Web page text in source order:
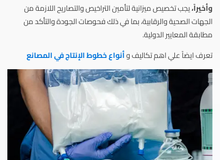
وأخيراً،يجب تخصيص ميزانية لتأمين التراخيص والتصاريح اللازمة من
الجهات الصحية والرقابية، بما في ذلك فحوصات الجودة والتأكد من
مطابقة المعايير الدولية.
تعرف ايضاً علي اهم تكاليف وأنواع خطوط الإنتاج في المصانع